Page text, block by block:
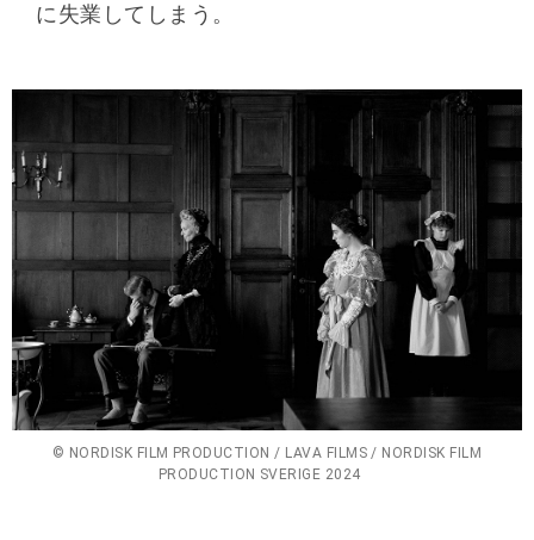
に失業してしまう。
© NORDISK FILM PRODUCTION / LAVA FILMS / NORDISK FILM
PRODUCTION SVERIGE 2024